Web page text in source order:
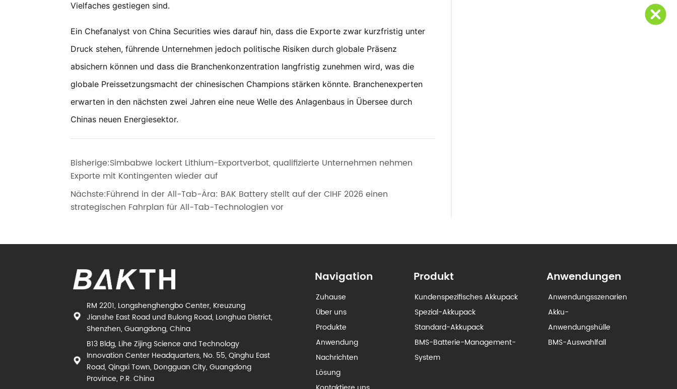
Vielfaches gestiegen sind.
Ein Chefanalyst von China Securities wies darauf hin, dass die Exporte zwar kurzfristig unter
Druck stehen, führende Unternehmen jedoch politische Risiken durch globale Präsenz
absichern können und dass die Branchenkonzentration langfristig zunehmen wird, was die
globale Preissetzungsmacht der chinesischen Champions stärken könnte. Branchenexperten
erwarten in den nächsten zwei Jahren eine neue Welle des Anlagenbaus in Übersee durch
Chinas neuen Energiesektor.
Bisherige:Simbabwe lockert Lithium-Exportverbot, qualifizierte Unternehmen nehmen
Exporte mit Kontingenten wieder auf
Nächste:Führend in der All-Tab-Ära: BAK Battery stellt auf der CIHF 2026 einen
strategischen Fahrplan für All-Tab-Technologien vor
RM 2201, Longshenghengbo Center, Kreuzung
Jianshe East Road und Bulong Road, Longhua District,
Shenzhen, Guangdong, China
B13 Bldg, Lihe Zijing Science and Technology
Innovation Center Headquarters, No. 55, Qinghu East
Road, Qingxi Town, Dongguan City, Guangdong
Province, P.R. China
Navigation
Zuhause
Über uns
Produkte
Anwendung
Nachrichten
Lösung
Produkt
Kundenspezifisches Akkupack
Spezial-Akkupack
Standard-Akkupack
BMS-Batterie-Management-
System
Anwendungen
Anwendungsszenarien
Akku-
Anwendungshülle
BMS-Auswahlfall